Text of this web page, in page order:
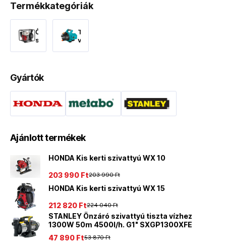
Termékkategóriák
Őnfelszívó
szennyvíz
Tiszta
vizes
Gyártók
Ajánlott termékek
HONDA Kis kerti szivattyú WX 10
203 990 Ft
203 990 Ft
HONDA Kis kerti szivattyú WX 15
224 040 Ft
212 820 Ft
STANLEY Önzáró szivattyú tiszta vízhez
1300W 50m 4500l/h. G1" SXGP1300XFE
53 870 Ft
47 890 Ft